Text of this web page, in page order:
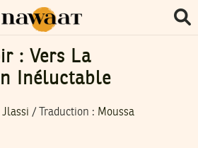
: Vers La
Inéluctable
/ Traduction : Moussa